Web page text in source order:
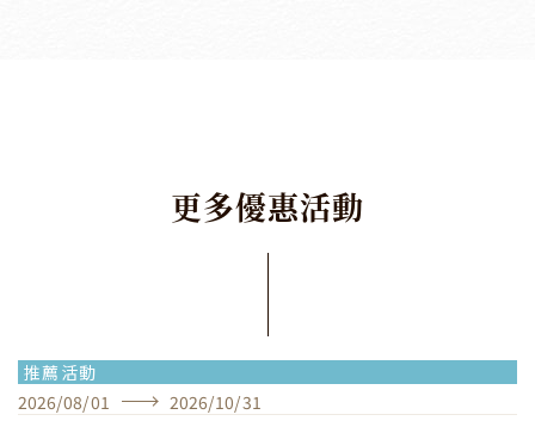
更多優惠活動
推薦活動
2026/08/01 2026/10/31